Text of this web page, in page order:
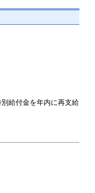
給付金を年内に再支給